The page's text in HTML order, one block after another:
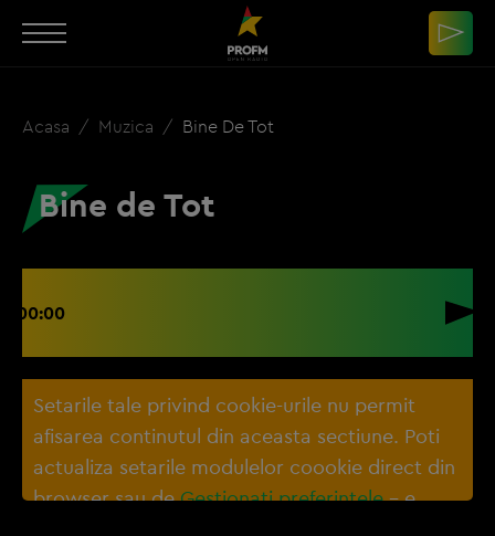
Acasa Muzica Bine De Tot
Bine de Tot
00:00
Setarile tale privind cookie-urile nu permit
afisarea continutul din aceasta sectiune. Poti
actualiza setarile modulelor coookie direct din
browser sau deGestionați preferințele– e